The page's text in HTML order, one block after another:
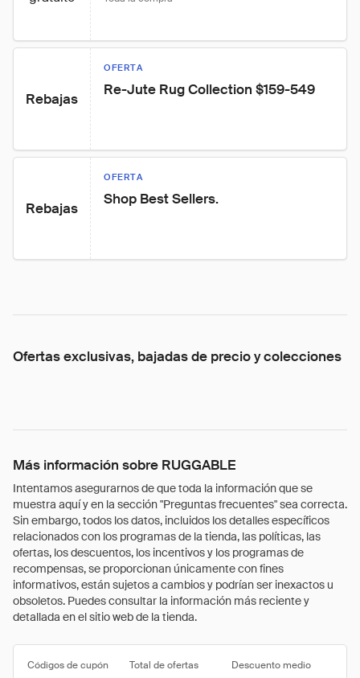
Rebajas
OFERTA
Re-Jute Rug Collection $159-549
Rebajas
OFERTA
Shop Best Sellers.
Ofertas exclusivas, bajadas de precio y colecciones
Más información sobre RUGGABLE
Intentamos asegurarnos de que toda la información que se
muestra aquí y en la sección "Preguntas frecuentes" sea correcta.
Sin embargo, todos los datos, incluidos los detalles específicos
relacionados con los programas de la tienda, las políticas, las
ofertas, los descuentos, los incentivos y los programas de
recompensas, se proporcionan únicamente con fines
informativos, están sujetos a cambios y podrían ser inexactos u
obsoletos. Puedes consultar la información más reciente y
detallada en el sitio web de la tienda.
Códigos de cupón Total de ofertas Descuento medio